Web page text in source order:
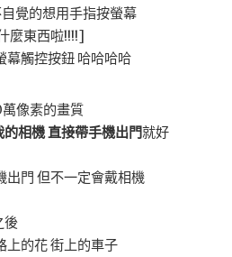
覺的想用手指按螢幕
麼東西啦!!!!]
幕觸控按鈕 哈哈哈哈
像素的畫質
相機 直接帶手機出門就好
出門 但不一定會戴相機
後
上的花 街上的車子